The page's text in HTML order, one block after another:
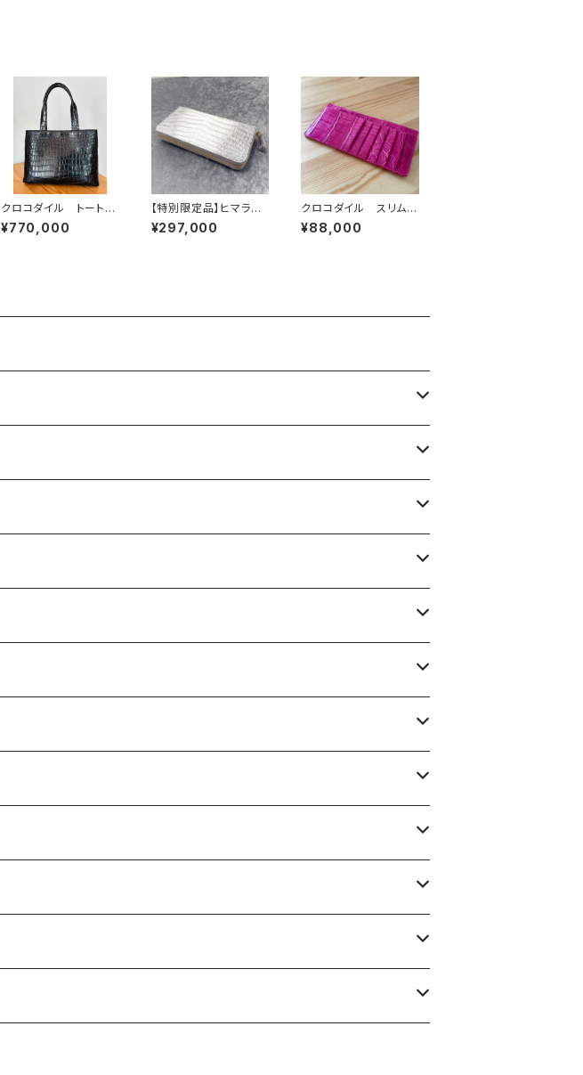
クロコダイル トートバ
ッグ 黒
¥770,000
【特別限定品】ヒマラヤ
クロコダイル×ゴールド
パイソン ラウンドファ
¥297,000
クロコダイル スリムケ
ース（超薄型財布） ピ
ンク
¥88,000